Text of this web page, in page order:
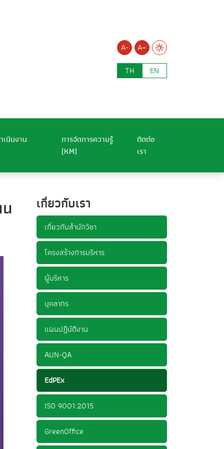
A-
A+
TH
EN
นินงาน
การจัดการความรู้
(KM)
ติดต่อ
เรา
เกี่ยวกับเรา
เกี่ยวกับสำนักวิชา
โครงสร้างการบริหาร
ผู้บริหาร
บุคลากร
แผนปฏิบัติงาน
AUN-QA
EdPEx
ISO 9001:2015
GreenOffice